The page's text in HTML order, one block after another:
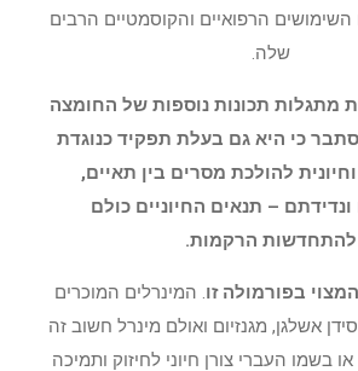
השימושים הרפואיים והקוסמטיים הרבים
שלה.
מתגלות תכונות נוספות של החומצה
כי היא גם בעלת תפקיד כנוגדת
להולכת מסרים בין תאיים,
– תנאים החיוניים כולם
להתחדשות הרקמות.
בפורמולה זו. המינרלים המוכרים
אשלגן, מגנזיום ואולם מינרל חשוב זה
בשמו העברי צורן חיוני לחיזוק ותמיכה